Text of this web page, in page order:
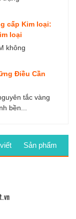
cấp Kim loại:
loại
không
Điều Cần
tắc vàng
bền...
Sản phẩm